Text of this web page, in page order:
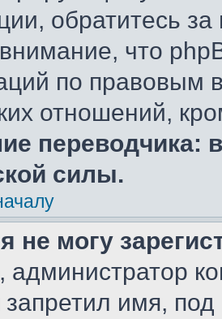
обратитесь
что
по правовым
отношений,
переводчика:
силы.
не могу
администратор
имя,